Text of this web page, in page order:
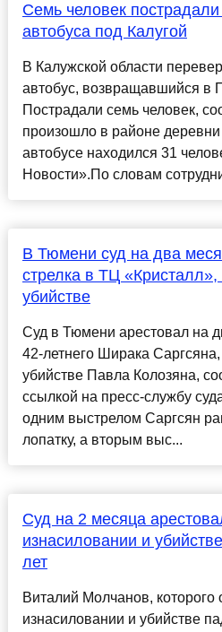
Семь человек
автобуса под Калугой
В Калужской области
автобус, возвращавшийся в
Пострадали семь человек,
произошло в районе
автобусе находился 31
Новости».По словам
В Тюмени суд на два
стрелка в ТЦ
убийстве
Суд в Тюмени арестовал на
42-летнего Ширака
убийстве Павла Колозяна,
ссылкой на пресс-службу
одним выстрелом Саргсян
лопатку, а вторым выс...
Суд на 2 месяца
изнасиловании и
лет
Виталий Молчанов, которого
изнасиловании и убийстве